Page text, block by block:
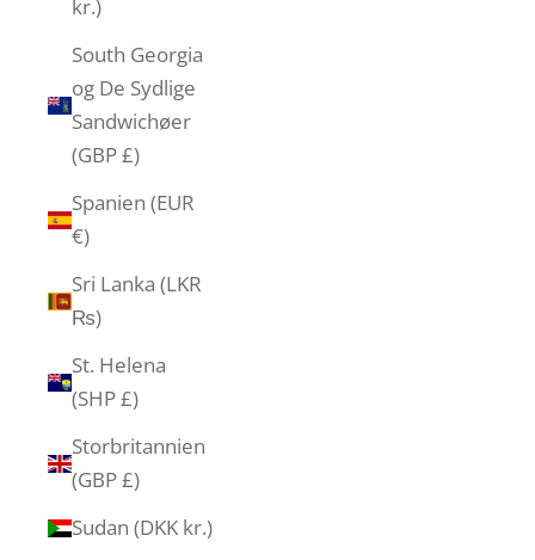
kr.)
South Georgia
og De Sydlige
Sandwichøer
(GBP £)
Spanien (EUR
€)
Sri Lanka (LKR
₨)
St. Helena
(SHP £)
Storbritannien
(GBP £)
Sudan (DKK kr.)